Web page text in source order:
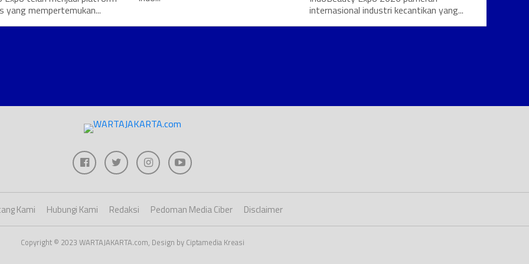
yang mempertemukan...
internasional industri kecantikan yang...
Kami Hubungi Kami Redaksi Pedoman Media Ciber Disclaimer
Copyright © 2023 WARTAJAKARTA.com, Design by Ciptamedia Kreasi